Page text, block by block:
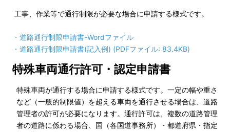
工事、作業等で通行制限が必要な場合に申請する様式です。
・ 道路通行制限申請書-Wordファイル
・ 道路通行制限申請書(記入例) (PDFファイル: 83.4KB)
特殊車両通行許可・認定申請書
特殊車両が通行する場合に申請する様式です。一定の幅や重さ
など（一般的制限値）を超える車両を通行させる場合は、道路
管理者の許可が必要になります。通行許可は、複数の道路管理
者の道路に係わる場合、国（各国道事務所）・都道府県・指定